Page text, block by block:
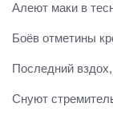
Алеют маки в
Боёв отметины
Последний
Снуют